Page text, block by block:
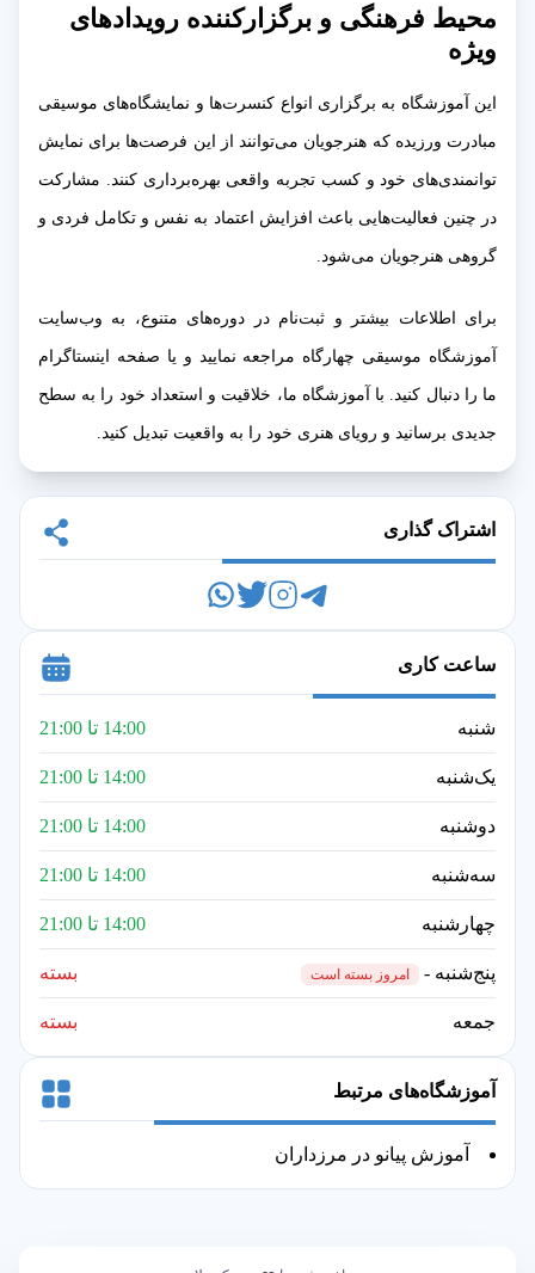
محیط فرهنگی و برگزارکننده رویدادهای
ویژه
این آموزشگاه به برگزاری انواع کنسرت‌ها و نمایشگاه‌های موسیقی
مبادرت ورزیده که هنرجویان می‌توانند از این فرصت‌ها برای نمایش
توانمندی‌های خود و کسب تجربه واقعی بهره‌برداری کنند. مشارکت
در چنین فعالیت‌هایی باعث افزایش اعتماد به نفس و تکامل فردی و
گروهی هنرجویان می‌شود.
برای اطلاعات بیشتر و ثبت‌نام در دوره‌های متنوع، به وب‌سایت
آموزشگاه موسیقی چهارگاه مراجعه نمایید و یا صفحه اینستاگرام
ما را دنبال کنید. با آموزشگاه ما، خلاقیت و استعداد خود را به سطح
جدیدی برسانید و رویای هنری خود را به واقعیت تبدیل کنید.
اشتراک گذاری
ساعت کاری
شنبه 14:00 تا 21:00
یک‌شنبه 14:00 تا 21:00
دوشنبه 14:00 تا 21:00
سه‌شنبه 14:00 تا 21:00
چهارشنبه 14:00 تا 21:00
پنج‌شنبه - امروز بسته است بسته
جمعه بسته
آموزشگاه‌های مرتبط
آموزش پیانو در مرزداران